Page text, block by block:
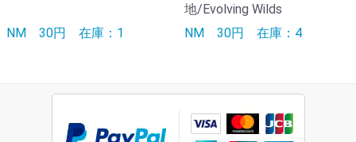
NM 30円 在庫：1
地/Evolving Wilds
NM 30円 在庫：4